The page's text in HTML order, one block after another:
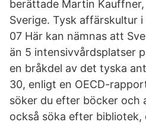
berättade Martin
Sverige. Tysk affärskultur
07 Här kan nämnas att
än 5 intensivvårdsplatser
en bråkdel av det tyska
30, enligt en OECD-
söker du efter böcker och
också söka efter bibliotek,